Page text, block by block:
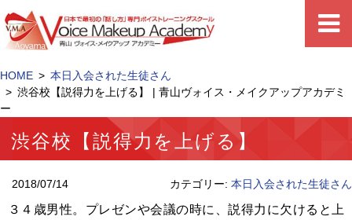
HOME
本日入会された生徒さん
渋谷校【説得力を上げる】 | 青山ヴォイス・メイクアップアカデミ
ー
渋谷校【説得力を上げる】
2018/07/14 カテゴリー: 本日入会された生徒さん
３４歳男性。プレゼンや会議の時に、説得力に欠けると上